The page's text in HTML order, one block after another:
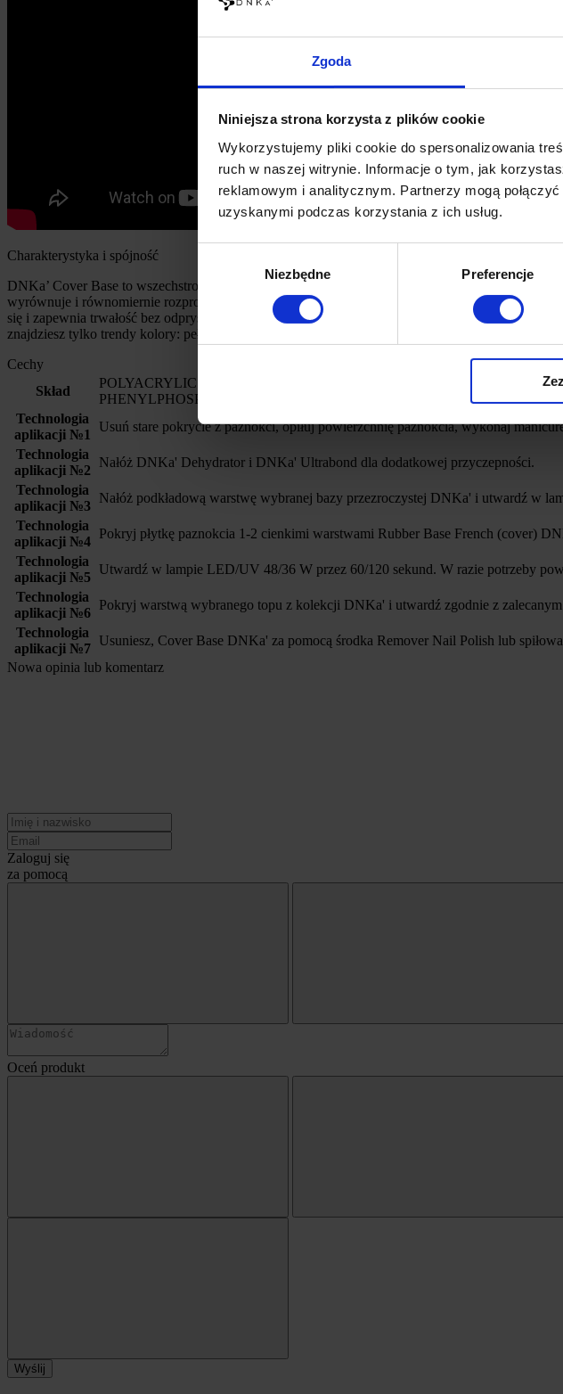
Zgoda
Niniejsza strona korzysta z plików cookie
Wykorzystujemy pliki cookie do spersonalizowania
ruch w naszej witrynie. Informacje o tym, jak
reklamowym i analitycznym. Partnerzy mogą
uzyskanymi podczas korzystania z ich usług.
Niezbędne Preferencje
Charakterystyka i spójność
DNKa’ Cover Base to wszechstronne, kamuflujące bazy wysokiej jakości, które doskonale
wyrównuje i równomiernie rozprowadza się na płytce paznokcia. Dzięki temu tworzy ona
się i zapewnia trwałość bez odprysków i rozwarstwiania się przez 4 tygodnie. Stosujemy
znajdziesz tylko trendy kolory: pełne pasji czerwone, nieskazitelne nude, niezapomniane neony i
Cechy
Skład
POLYACRYLIC ACID, HYDROXYPROPYL METHACRYLATE,
PHENYLPHOSPHINATE, SILICA, +/- CI 77000, CI 77007, CI 77491, CI
Technologia
aplikacji №1
Usuń stare pokrycie z paznokci, opiłuj powierzchnię paznokcia, wykonaj
Technologia
aplikacji №2
Nałóż DNKa' Dehydrator i DNKa' Ultrabond dla dodatkowej przyczepności.
Technologia
aplikacji №3
Nałóż podkładową warstwę wybranej bazy przezroczystej DNKa' i utwardź w
Technologia
aplikacji №4
Pokryj płytkę paznokcia 1-2 cienkimi warstwami Rubber Base French (cover)
Technologia
aplikacji №5
Utwardź w lampie LED/UV 48/36 W przez 60/120 sekund. W razie potrzeby
Technologia
aplikacji №6
Pokryj warstwą wybranego topu z kolekcji DNKa' i utwardź zgodnie z
Technologia
aplikacji №7
Usuniesz, Cover Base DNKa' za pomocą środka Remover Nail Polish lub
Nowa opinia lub komentarz
Zaloguj się
za pomocą
Oceń produkt
Wyślij